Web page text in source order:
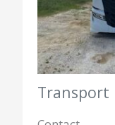
Transport